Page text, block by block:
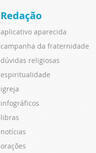
Redação
aplicativo aparecida
campanha da fraternidade
dúvidas religiosas
espiritualidade
igreja
infográficos
libras
notícias
orações